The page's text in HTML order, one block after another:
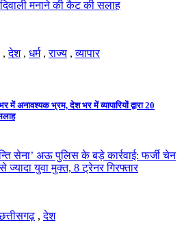
,देश, धर्म,राज्य ,व्यापार
में अनावश्यक भ्रम, देश भर में व्यापारियों द्वारा 20
,देश